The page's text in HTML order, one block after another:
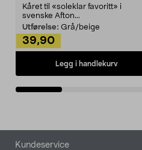
Kåret til «soleklar favoritt» i
svenske Afton...
Utførelse: Grå/beige
39,90
Legg i handlekurv
Bunntekst
Kundeservice